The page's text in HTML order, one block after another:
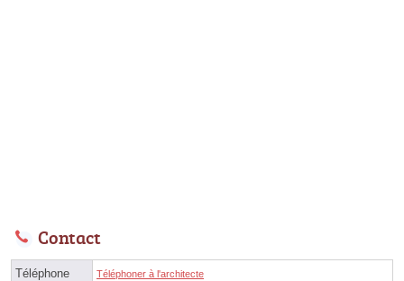
Contact
Téléphone Téléphoner à l'architecte